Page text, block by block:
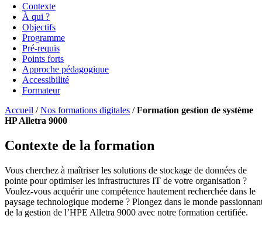
Contexte
À qui ?
Objectifs
Programme
Pré-requis
Points forts
Approche pédagogique
Accessibilité
Formateur
Accueil /Nos formations digitales /Formation gestion de système
HP Alletra 9000
Contexte de la formation
Vous cherchez à maîtriser les solutions de stockage de données de
pointe pour optimiser les infrastructures IT de votre organisation ?
Voulez-vous acquérir une compétence hautement recherchée dans le
paysage technologique moderne ? Plongez dans le monde
de la gestion de l’HPE Alletra 9000 avec notre formation certifiée.